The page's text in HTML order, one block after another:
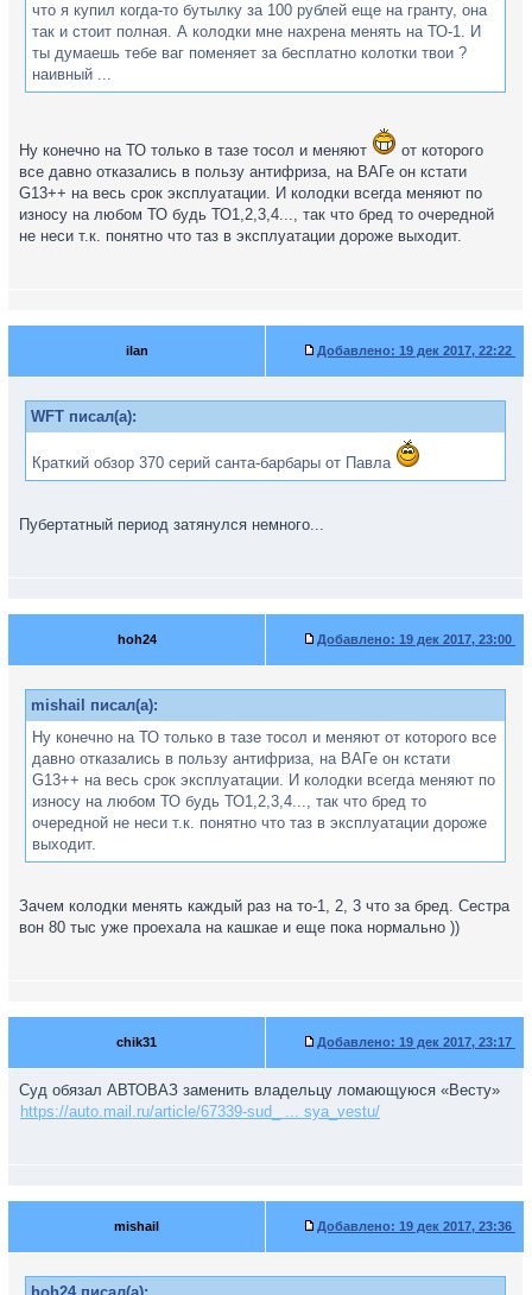
что я купил когда-то бутылку за 100 рублей еще на гранту, она
так и стоит полная. А колодки мне нахрена менять на ТО-1. И
ты думаешь тебе ваг поменяет за бесплатно колотки твои ?
наивный ...
Ну конечно на ТО только в тазе тосол и меняют
от которого
все давно отказались в пользу антифриза, на ВАГе он кстати
G13++ на весь срок эксплуатации. И колодки всегда меняют по
износу на любом ТО будь ТО1,2,3,4..., так что бред то очередной
не неси т.к. понятно что таз в эксплуатации дороже выходит.
ilan Добавлено: 19 дек 2017, 22:22
WFT писал(а):
Краткий обзор 370 серий санта-барбары от Павла
Пубертатный период затянулся немного...
hoh24 Добавлено: 19 дек 2017, 23:00
mishail писал(а):
Ну конечно на ТО только в тазе тосол и меняют от которого все
давно отказались в пользу антифриза, на ВАГе он кстати
G13++ на весь срок эксплуатации. И колодки всегда меняют по
износу на любом ТО будь ТО1,2,3,4..., так что бред то
очередной не неси т.к. понятно что таз в эксплуатации дороже
выходит.
Зачем колодки менять каждый раз на то-1, 2, 3 что за бред. Сестра
вон 80 тыс уже проехала на кашкае и еще пока нормально ))
chik31 Добавлено: 19 дек 2017, 23:17
Суд обязал АВТОВАЗ заменить владельцу ломающуюся «Весту»
https://auto.mail.ru/article/67339-sud_ ... sya_vestu/
mishail Добавлено: 19 дек 2017, 23:36